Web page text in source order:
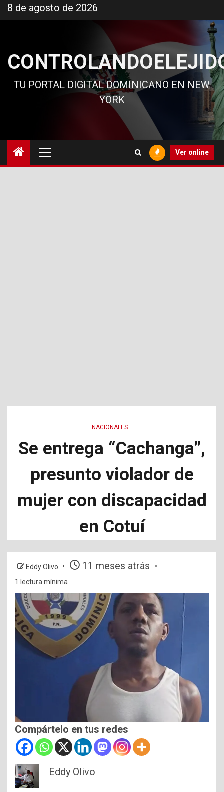
al
8 de agosto de 2026
TU PORTAL DIGITAL DOMINICANO EN NEW
YORK
principal
Ver online
NACIONALES
Se entrega “Cachanga”,
presunto violador de
mujer con discapacidad
en Cotuí
Eddy Olivo 11 meses atrás
1 lectura mínima
Compártelo en tus redes
Eddy Olivo